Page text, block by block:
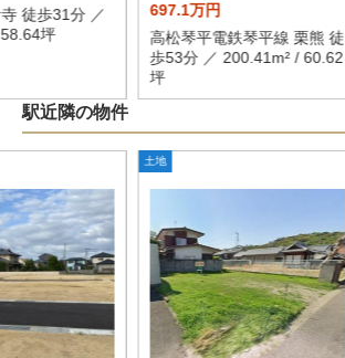
徒歩31分 ／
坪
697.1万円
高松琴平電鉄琴平線 栗熊 徒
歩53分 ／ 200.41m² / 60.62
坪
駅近隣の物件
土地